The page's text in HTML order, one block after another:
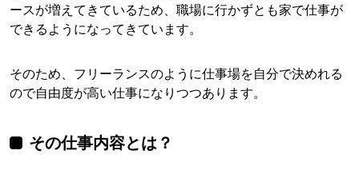
ースが増えてきているため、職場に行かずとも家で仕事が
できるようになってきています。
そのため、フリーランスのように仕事場を自分で決めれる
ので自由度が高い仕事になりつつあります。
その仕事内容とは？